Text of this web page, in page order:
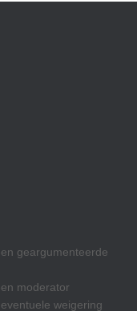
geargumenteerde
moderator
weigering